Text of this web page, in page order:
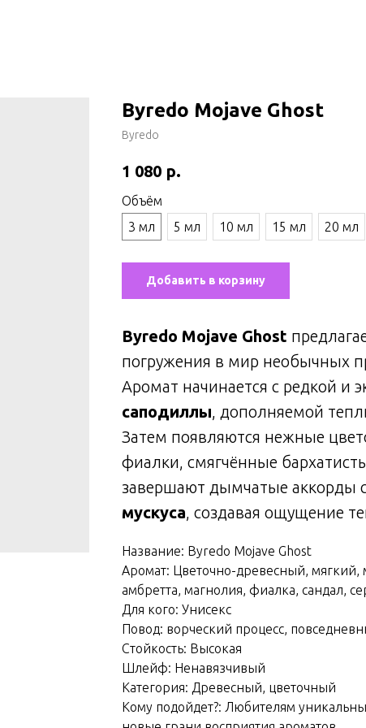
Byredo Mojave Ghost
Byredo
1 080 р.
Объём
3 мл
5 мл 10 мл 15 мл 20 мл
Добавить в корзину
Byredo Mojave Ghost
погружения в мир необычных
Аромат начинается с редкой и
саподиллы, дополняемой
Затем появляются нежные
фиалки, смягчённые
завершают дымчатые аккорды
мускуса, создавая ощущение
Название: Byredo Mojave Ghost
Аромат: Цветочно-древесный, мягкий,
амбретта, магнолия, фиалка, сандал,
Для кого: Унисекс
Повод: ворческий процесс,
Стойкость: Высокая
Шлейф: Ненавязчивый
Категория: Древесный, цветочный
Кому подойдет?: Любителям